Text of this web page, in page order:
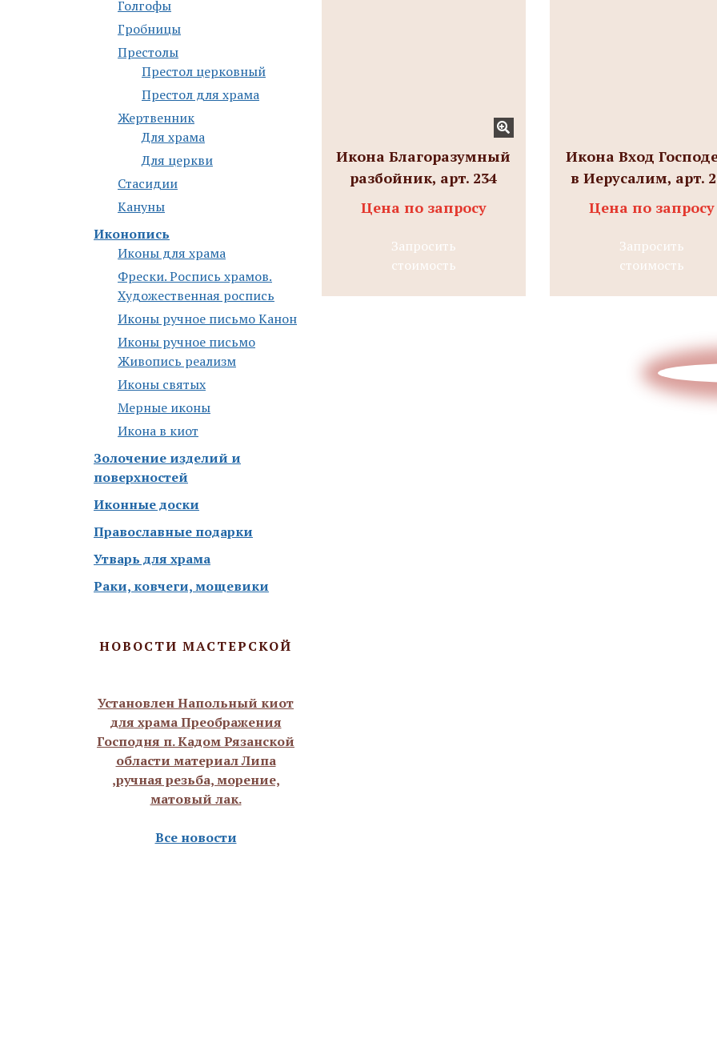
Голгофы
Гробницы
Престолы
Престол церковный
Престол для храма
Жертвенник
Для храма
Для церкви
Стасидии
Кануны
Иконопись
Иконы для храма
Фрески. Роспись храмов.
Художественная роспись
Иконы ручное письмо Канон
Иконы ручное письмо
Живопись реализм
Иконы святых
Мерные иконы
Икона в киот
Золочение изделий и
поверхностей
Иконные доски
Православные подарки
Утварь для храма
Раки, ковчеги, мощевики
НОВОСТИ МАСТЕРСКОЙ
Установлен Напольный киот
для храма Преображения
Господня п. Кадом Рязанской
области материал Липа
,ручная резьба, морение,
матовый лак.
Все новости
Икона Благоразумный
разбойник, арт. 234
Цена по запросу
Запросить
стоимость
Икона Вход
в Иерусалим, арт.
Цена по запросу
Запросить
стоимость
Отправьте эскиз/схему/проект